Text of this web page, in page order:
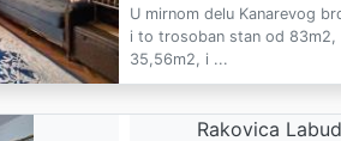
U mirnom delu Kanarevog
i to trosoban stan od 83m2,
35,56m2, i ...
Rakovica